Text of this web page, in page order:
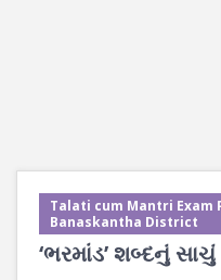
Talati cum Mantri Exam
Banaskantha District
‘ભરમાંડ’ શબ્દનું